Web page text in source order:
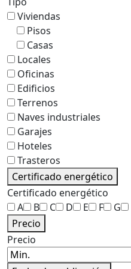
Viviendas
Pisos
Casas
Locales
Oficinas
Edificios
Terrenos
Naves industriales
Garajes
Hoteles
Trasteros
Certificado energético
Certificado energético
A
B C D E F G
Precio
Precio